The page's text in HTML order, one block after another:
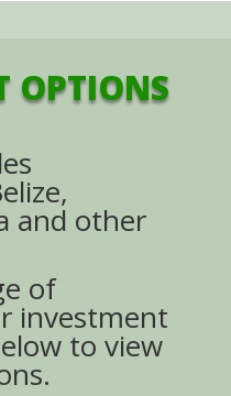
OPTIONS
and other
of
investment
to view